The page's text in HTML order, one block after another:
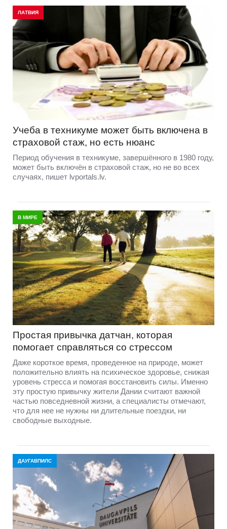
ЛАТВИЯ
Учеба в техникуме может быть включена в
страховой стаж, но есть нюанс
Период обучения в техникуме, завершённого в 1980 году,
может быть включён в страховой стаж, но не во всех
случаях, пишет lvportals.lv.
В МИРЕ
Простая привычка датчан, которая
помогает справляться со стрессом
Даже короткое время, проведенное на природе, может
положительно влиять на психическое здоровье, снижая
уровень стресса и помогая восстановить силы. Именно
эту простую привычку жители Дании считают важной
частью повседневной жизни, а специалисты отмечают,
что для нее не нужны ни длительные поездки, ни
свободные выходные.
ДАУГАВПИЛС